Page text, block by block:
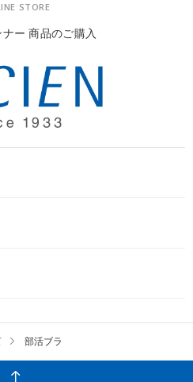
STORE
ー 商品のご購入
部活ブラ